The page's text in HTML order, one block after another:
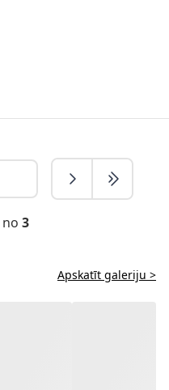
no 3
Apskatīt galeriju >